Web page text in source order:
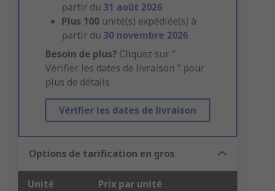
partir du 31 août 2026
Plus 100 unité(s) expédiée(s) à
partir du 30 novembre 2026
Besoin de plus? Cliquez sur "
Vérifier les dates de livraison " pour
plus de détails
Vérifier les dates de livraison
Options de tarification en gros
Unité Prix par unité